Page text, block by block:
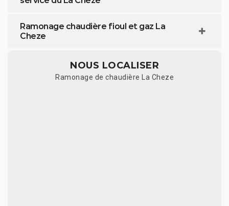
Ramonage chaudière fioul et gaz La
Cheze
NOUS LOCALISER
Ramonage de chaudière La Cheze